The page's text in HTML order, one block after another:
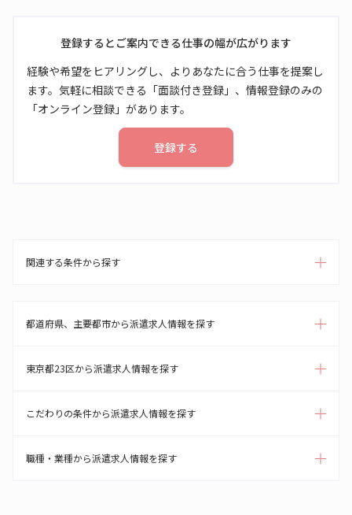
登録するとご案内できる仕事の幅が広がります
経験や希望をヒアリングし、よりあなたに合う仕事を提案し
ます。気軽に相談できる「面談付き登録」、情報登録のみの
「オンライン登録」があります。
登録する
関連する条件から探す
都道府県、主要都市から派遣求人情報を探す
東京都23区から派遣求人情報を探す
こだわりの条件から派遣求人情報を探す
職種・業種から派遣求人情報を探す